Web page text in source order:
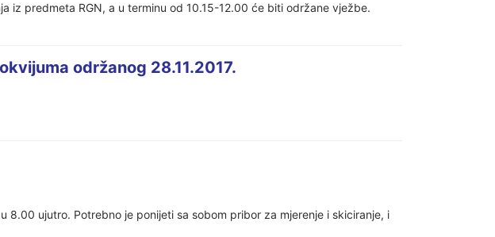
iz predmeta RGN, a u terminu od 10.15-12.00 će biti održane vježbe.
održanog 28.11.2017.
ujutro. Potrebno je ponijeti sa sobom pribor za mjerenje i skiciranje, i